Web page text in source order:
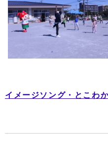
イメージソング・とこわ